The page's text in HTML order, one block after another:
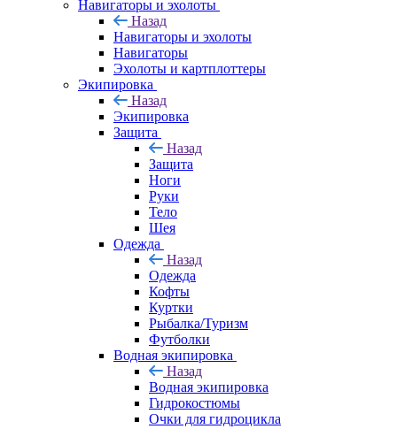
Навигаторы и эхолоты
Назад
Навигаторы и эхолоты
Навигаторы
Эхолоты и картплоттеры
Экипировка
Назад
Экипировка
Защита
Назад
Защита
Ноги
Руки
Тело
Шея
Одежда
Назад
Одежда
Кофты
Куртки
Рыбалка/Туризм
Футболки
Водная экипировка
Назад
Водная экипировка
Гидрокостюмы
Очки для гидроцикла